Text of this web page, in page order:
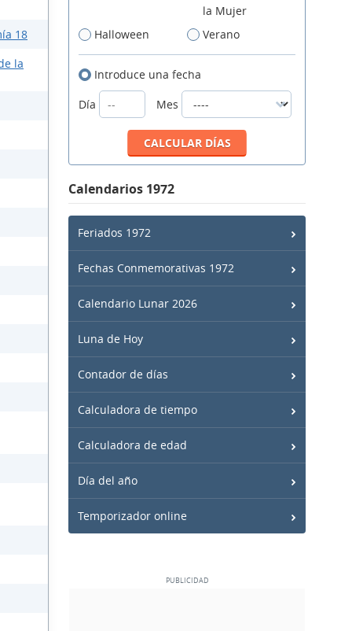
18
la
la Mujer
Halloween
Verano
Introduce una fecha
Día
Mes
Calendarios 1972
Feriados 1972
Fechas Conmemorativas 1972
Calendario Lunar 2026
Luna de Hoy
Contador de días
Calculadora de tiempo
Calculadora de edad
Día del año
Temporizador online